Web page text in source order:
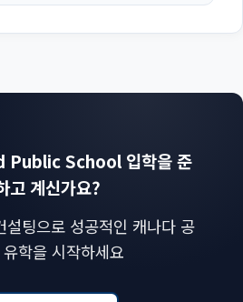
School 입학을 준
고 계신가요?
설팅으로 성공적인 캐나다 공
학을 시작하세요